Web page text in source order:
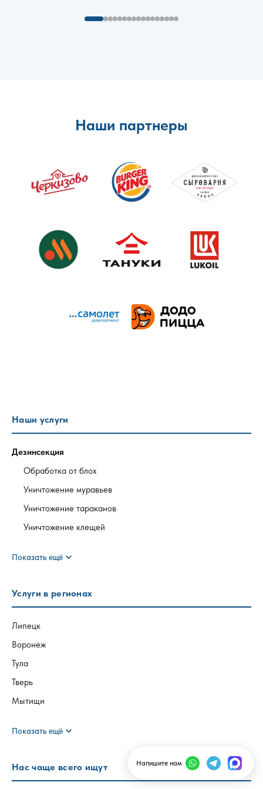
Наши партнеры
Наши услуги
Дезинсекция
Обработка от блох
Уничтожение муравьев
Уничтожение тараканов
Уничтожение клещей
Показать ещё expand_more
Услуги в регионах
Липецк
Воронеж
Тула
Тверь
Мытищи
Показать ещё expand_more
Нас чаще всего ищут Напишите нам